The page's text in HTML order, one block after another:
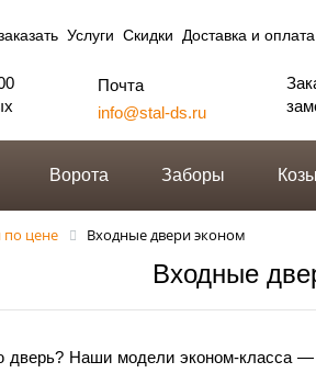
Услуги Скидки Доставка и оплата
Почта
info@stal-ds.ru
Ворота Заборы
по цене Входные двери эконом
Входные
Наши модели эконом-класса —